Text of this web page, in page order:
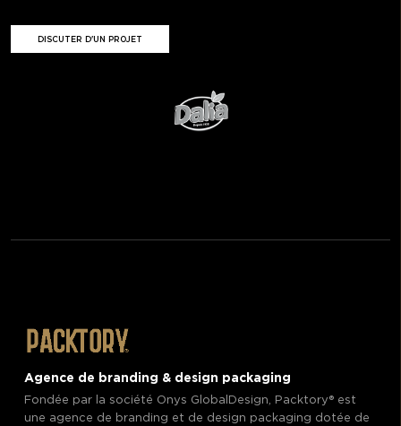
DISCUTER D'UN PROJET
Agence de branding & design packaging
Fondée par la société Onys GlobalDesign, Packtory®️ est
une agence de branding et de design packaging dotée de